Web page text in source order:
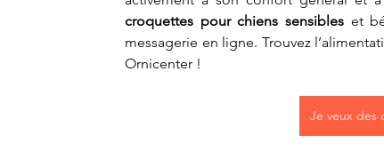
croquettes pour chiens sensibles et
messagerie en ligne. Trouvez
Ornicenter !
Je veux des